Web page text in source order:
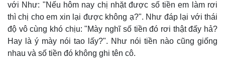
với Như: "Nếu hôm nay chị nhặt được số tiền em làm rơi
thì chị cho em xin lại được không ạ?". Như đáp lại với thái
độ vô cùng khó chịu: "Mày nghĩ số tiền đó rơi thật đấy hả?
Hay là ý mày nói tao lấy?". Như nói tiền nào cũng giống
nhau và số tiền đó không ghi tên cô.